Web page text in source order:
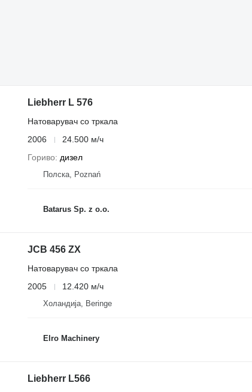
Liebherr L 576
Натоварувач со тркала
2006
24.500 м/ч
Гориво дизел
Полска, Poznań
Batarus Sp. z o.o.
JCB 456 ZX
Натоварувач со тркала
2005
12.420 м/ч
Холандија, Beringe
Elro Machinery
Liebherr L566